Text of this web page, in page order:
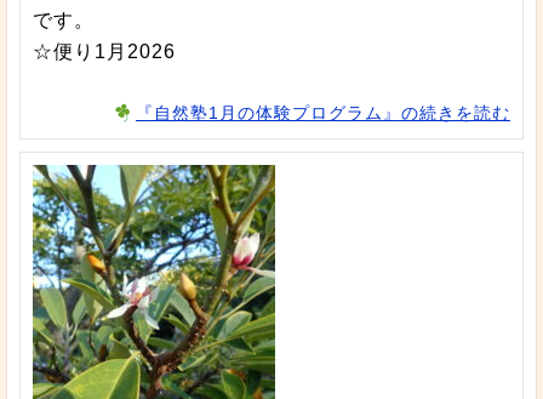
です。
☆便り1月2026
『自然塾1月の体験プログラム』の続きを読む